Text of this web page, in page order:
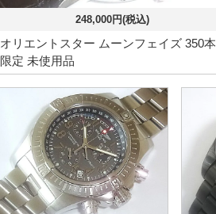
248,000円(税込)
オリエントスター ムーンフェイズ 350本
限定 未使用品